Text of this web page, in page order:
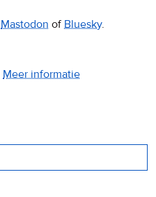
Mastodon ofBluesky.
Meer informatie